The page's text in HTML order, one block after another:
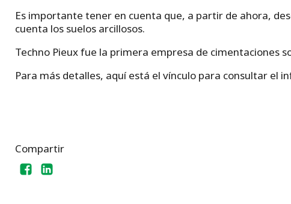
Es importante tener en cuenta que, a partir de ahora,
cuenta los suelos arcillosos.
Techno Pieux fue la primera empresa de cimentaciones
Para más detalles, aquí está el vínculo para consultar el
Compartir